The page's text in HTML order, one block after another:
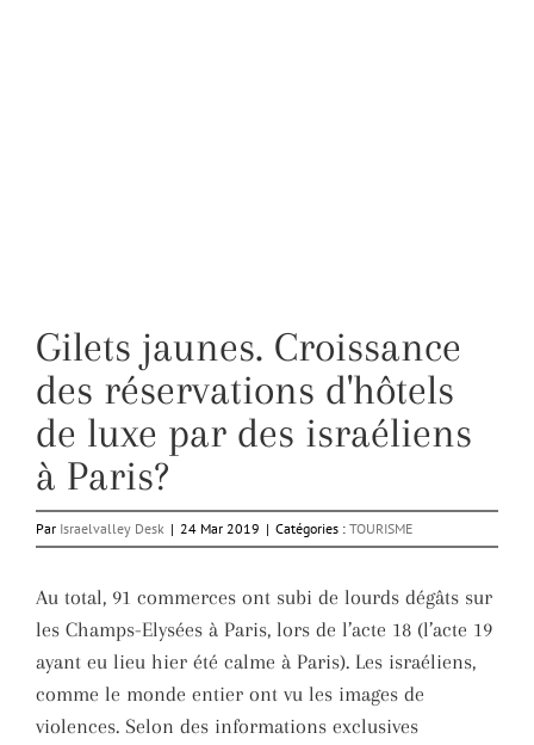
Gilets jaunes. Croissance
des réservations d'hôtels
de luxe par des israéliens
à Paris?
Par Israelvalley Desk | 24 Mar 2019 | Catégories : TOURISME
Au total, 91 commerces ont subi de lourds dégâts sur
les Champs-Elysées à Paris, lors de l’acte 18 (l’acte 19
ayant eu lieu hier été calme à Paris). Les israéliens,
comme le monde entier ont vu les images de
violences. Selon des informations exclusives